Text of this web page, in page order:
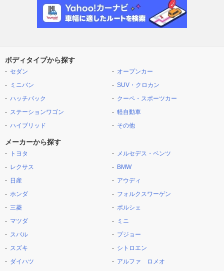
ボディタイプから探す
セダン
ミニバン
ハッチバック
ステーションワゴン
ハイブリッド
オープンカー
SUV・クロカン
クーペ・スポーツカー
軽自動車
その他
メーカーから探す
トヨタ
レクサス
日産
ホンダ
三菱
マツダ
スバル
スズキ
ダイハツ
メルセデス・ベンツ
BMW
アウディ
フォルクスワーゲン
ポルシェ
ミニ
プジョー
シトロエン
アルファ ロメオ